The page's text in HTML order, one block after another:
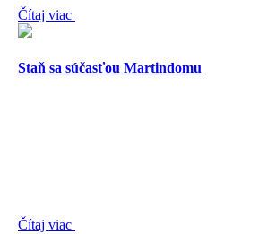
Čítaj viac
Staň sa súčasťou Martindomu
Čítaj viac